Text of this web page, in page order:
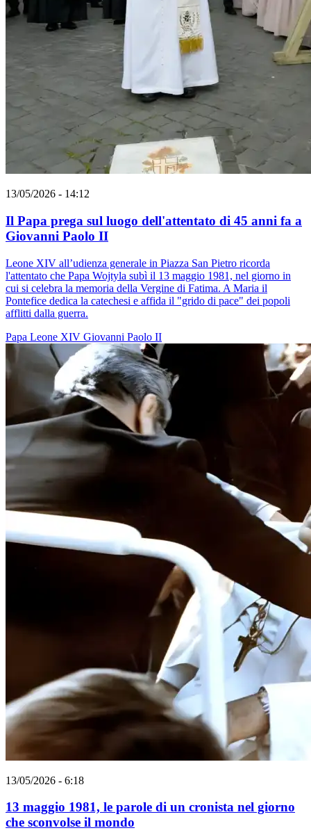
13/05/2026 - 14:12
Il Papa prega sul luogo dell'attentato di 45 anni fa a
Giovanni Paolo II
Leone XIV all’udienza generale in Piazza San Pietro ricorda
l'attentato che Papa Wojtyla subì il 13 maggio 1981, nel giorno in
cui si celebra la memoria della Vergine di Fatima. A Maria il
Pontefice dedica la catechesi e affida il "grido di pace" dei popoli
afflitti dalla guerra.
Papa Leone XIV Giovanni Paolo II
13/05/2026 - 6:18
13 maggio 1981, le parole di un cronista nel giorno
che sconvolse il mondo